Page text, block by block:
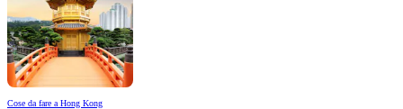
Cose da fare a Hong Kong